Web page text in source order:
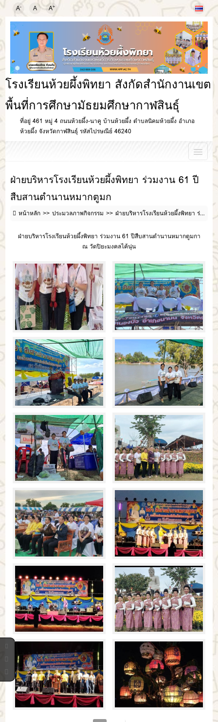
A- A A+
โรงเรียนห้วยผึ้งพิทยา สังกัดสำนักงานเขต
พื้นที่การศึกษามัธยมศึกษากาฬสินธุ์
ที่อยู่ 461 หมู่ 4 ถนนห้วยผึ้ง-นาคู บ้านห้วยผึ้ง ตำบลนิคมห้วยผึ้ง อำเภอ
ห้วยผึ้ง จังหวัดกาฬสินธุ์ รหัสไปรษณีย์ 46240
ฝ่ายบริหารโรงเรียนห้วยผึ้งพิทยา ร่วมงาน 61 ปี
สืบสานตำนานหมากตูมก
หน้าหลัก ประมวลภาพกิจกรรม ฝ่ายบริหารโรงเรียนห้วยผึ้งพิทยา ร่วมงาน 61 ปีสืบสานตำนานหมากตูมก
ฝ่ายบริหารโรงเรียนห้วยผึ้งพิทยา ร่วมงาน 61 ปีสืบสานตำนานหมากตูมกา
ณ วัดปิยะมงคลไค้นุ่น